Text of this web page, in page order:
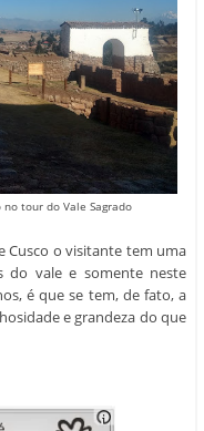
tour do Vale Sagrado
Cusco o visitante tem uma
do vale e somente neste
é que se tem, de fato, a
e grandeza do que